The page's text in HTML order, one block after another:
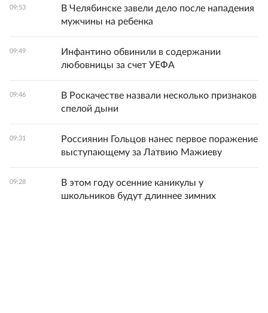
09:53
В Челябинске завели дело после нападения
мужчины на ребенка
09:49
Инфантино обвинили в содержании
любовницы за счет УЕФА
09:46
В Роскачестве назвали несколько признаков
спелой дыни
09:31
Россиянин Гольцов нанес первое поражение
выступающему за Латвию Мажиеву
09:28
В этом году осенние каникулы у
школьников будут длиннее зимних